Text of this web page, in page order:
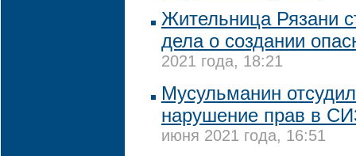
Жительница Рязани
дела о создании
2021 года, 18:21
Мусульманин
нарушение прав в
июня 2021 года, 16:51